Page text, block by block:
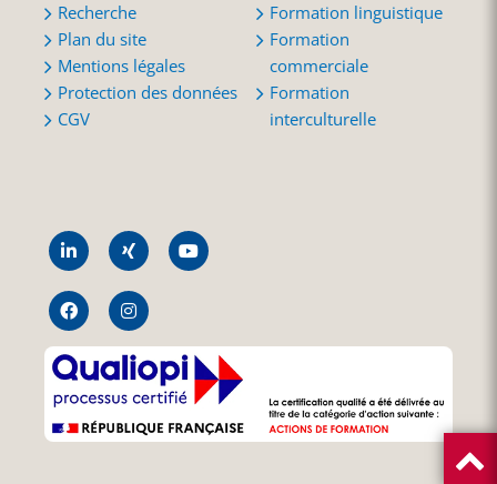
Recherche
Plan du site
Mentions légales
Protection des données
CGV
Formation linguistique
Formation
commerciale
Formation
interculturelle